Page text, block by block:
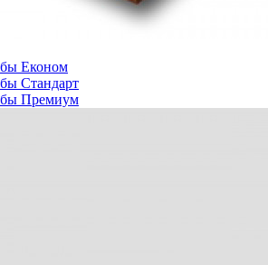
Економ
Стандарт
Премиум